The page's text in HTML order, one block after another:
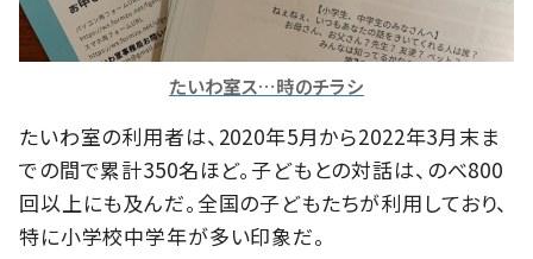
たいわ室ス…時のチラシ
たいわ室の利用者は、2020年5月から2022年3月末ま
での間で累計350名ほど。子どもとの対話は、のべ800
回以上にも及んだ。全国の子どもたちが利用しており、
特に小学校中学年が多い印象だ。